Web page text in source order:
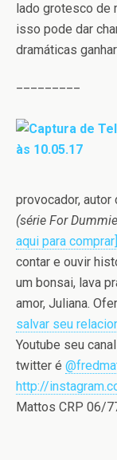
lado grotesco de
isso pode dar
dramáticas
provocador,
(série For
aqui para comprar]
contar e ouvir
um bonsai, lava
amor, Juliana.
salvar seu
Youtube seu
twitter é
http://
Mattos CRP 06/